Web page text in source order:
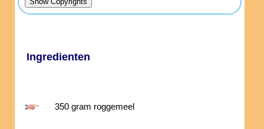
Ingredienten
350 gram roggemeel